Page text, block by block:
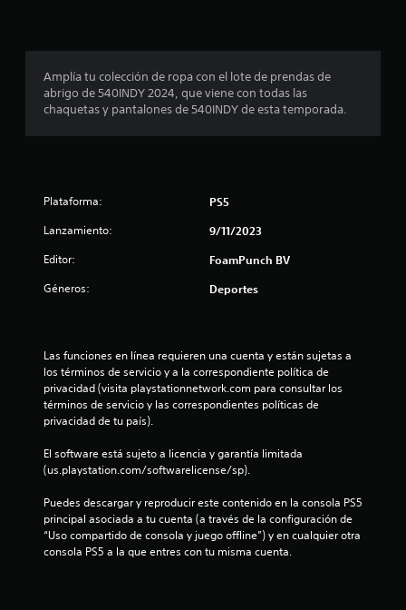
n
e
s
Amplía tu colección de ropa con el lote de prendas de
abrigo de 540INDY 2024, que viene con todas las
chaquetas y pantalones de 540INDY de esta temporada.
Plataforma: PS5
Lanzamiento: 9/11/2023
Editor: FoamPunch BV
Géneros: Deportes
Las funciones en línea requieren una cuenta y están sujetas a
los términos de servicio y a la correspondiente política de
privacidad (visita playstationnetwork.com para consultar los
términos de servicio y las correspondientes políticas de
privacidad de tu país).
El software está sujeto a licencia y garantía limitada
(us.playstation.com/softwarelicense/sp).
Puedes descargar y reproducir este contenido en la consola PS5
principal asociada a tu cuenta (a través de la configuración de
“Uso compartido de consola y juego offline”) y en cualquier otra
consola PS5 a la que entres con tu misma cuenta.